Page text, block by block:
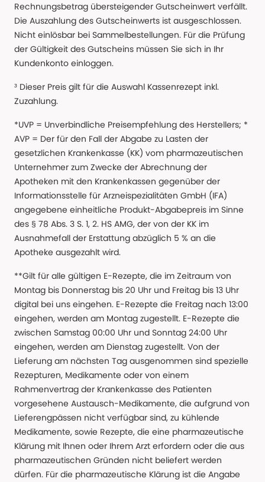
Rechnungsbetrag übersteigender Gutscheinwert verfällt.
Die Auszahlung des Gutscheinwerts ist ausgeschlossen.
Nicht einlösbar bei Sammelbestellungen. Für die Prüfung
der Gültigkeit des Gutscheins müssen Sie sich in Ihr
Kundenkonto einloggen.
³ Dieser Preis gilt für die Auswahl Kassenrezept inkl.
Zuzahlung.
*UVP = Unverbindliche Preisempfehlung des Herstellers; *
AVP = Der für den Fall der Abgabe zu Lasten der
gesetzlichen Krankenkasse (KK) vom pharmazeutischen
Unternehmer zum Zwecke der Abrechnung der
Apotheken mit den Krankenkassen gegenüber der
Informationsstelle für Arzneispezialitäten GmbH (IFA)
angegebene einheitliche Produkt-Abgabepreis im Sinne
des § 78 Abs. 3 S. 1, 2. HS AMG, der von der KK im
Ausnahmefall der Erstattung abzüglich 5 % an die
Apotheke ausgezahlt wird.
**Gilt für alle gültigen E-Rezepte, die im Zeitraum von
Montag bis Donnerstag bis 20 Uhr und Freitag bis 13 Uhr
digital bei uns eingehen. E-Rezepte die Freitag nach 13:00
eingehen, werden am Montag zugestellt. E-Rezepte die
zwischen Samstag 00:00 Uhr und Sonntag 24:00 Uhr
eingehen, werden am Dienstag zugestellt. Von der
Lieferung am nächsten Tag ausgenommen sind spezielle
Rezepturen, Medikamente oder von einem
Rahmenvertrag der Krankenkasse des Patienten
vorgesehene Austausch-Medikamente, die aufgrund von
Lieferengpässen nicht verfügbar sind, zu kühlende
Medikamente, sowie Rezepte, die eine pharmazeutische
Klärung mit Ihnen oder Ihrem Arzt erfordern oder die aus
pharmazeutischen Gründen nicht beliefert werden
dürfen. Für die pharmazeutische Klärung ist die Angabe